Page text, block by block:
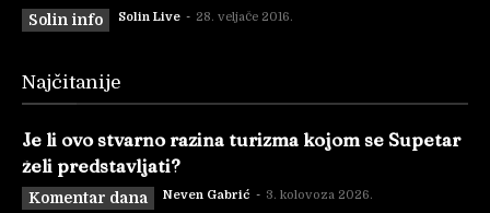
Solin info Solin Live - 28. veljače 2016.
Najčitanije
Je li ovo stvarno razina turizma kojom se Supetar
želi predstavljati?
Komentar dana Neven Gabrić - 3. kolovoza 2026.